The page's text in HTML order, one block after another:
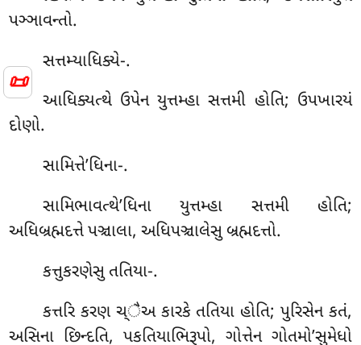
📜
પઞ્ઞાવન્તો.
સત્તમ્યાધિક્યે-.
આધિક્યત્થે ઉપેન યુત્તમ્હા સત્તમી હોતિ; ઉપખારયં
દોણો.
સામિત્તે’ધિના-.
સામિભાવત્થે’ધિના યુત્તમ્હા સત્તમી હોતિ;
અધિબ્રહ્મદત્તે પઞ્ચાલા, અધિપઞ્ચાલેસુ બ્રહ્મદત્તો.
કત્તુકરણેસુતતિયા-.
કત્તરિ કરણ ચ્ैઅ કારકે તતિયા હોતિ; પુરિસેન કતં,
અસિના છિન્દતિ, પકતિયાભિરૂપો, ગોત્તેન ગોતમો’સુમેધો